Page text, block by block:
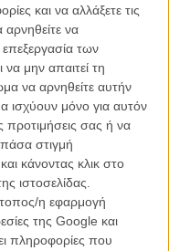
και να αλλάξετε τις
αρνηθείτε να
των
μην απαιτεί τη
να αρνηθείτε αυτήν
ισχύουν μόνο για αυτόν
προτιμήσεις σας ή να
στιγμή
κάνοντας κλικ στο
ιστοσελίδας.
η εφαρμογή
της Google και
πληροφορίες που
του Gucci είναι το
κυκλοφόρησε πρόσφατα
από πλάνα λαγνείας
το καλύτερο!